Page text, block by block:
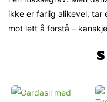
ikke er farlig alikevel, tar
mot lett å forstå –